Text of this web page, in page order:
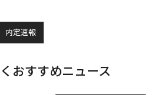
内定速報
おすすめニュース